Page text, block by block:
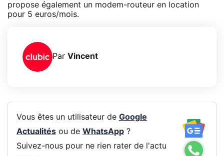
propose également un modem-routeur en location
pour 5 euros/mois.
Par Vincent
Vous êtes un utilisateur de Google
Actualitésou de WhatsApp?
Suivez-nous pour ne rien rater de l'actu